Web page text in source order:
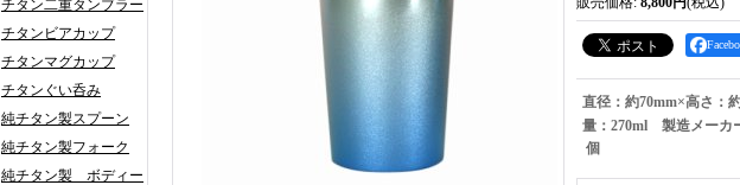
チタン二重タンブラー
チタンビアカップ
チタンマグカップ
チタンぐい呑み
純チタン製スプーン
純チタン製フォーク
純チタン製 ボディー
直径：約70mm×高さ
量：270ml 製造メーカ
個